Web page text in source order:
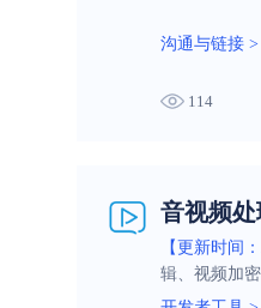
沟通与链接 >
114
音视频处
【更新时间
辑、视频加